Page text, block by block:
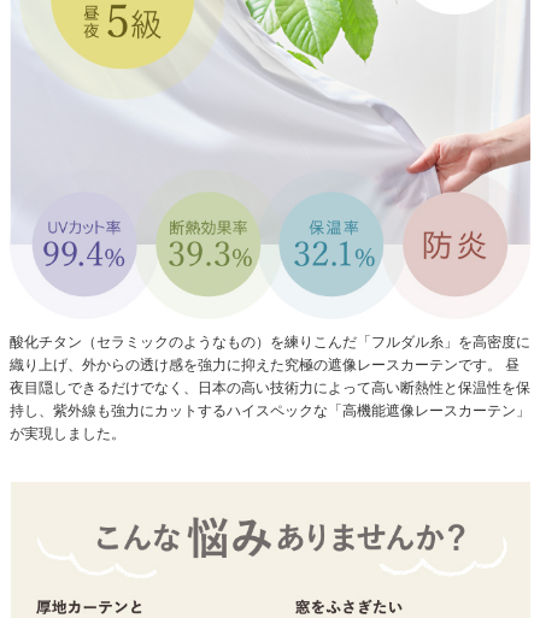
酸化チタン（セラミックのようなもの）を練りこんだ「フルダル糸」を高密度に
織り上げ、外からの透け感を強力に抑えた究極の遮像レースカーテンです。 昼
夜目隠しできるだけでなく、日本の高い技術力によって高い断熱性と保温性を保
持し、紫外線も強力にカットするハイスペックな「高機能遮像レースカーテン」
が実現しました。